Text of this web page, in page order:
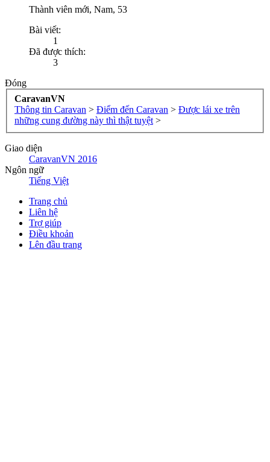
Thành viên mới, Nam, 53
Bài viết:
1
Đã được thích:
3
Đóng
CaravanVN
Thông tin Caravan > Điểm đến Caravan > Được lái xe trên
những cung đường này thì thật tuyệt >
Giao diện
CaravanVN 2016
Ngôn ngữ
Tiếng Việt
Trang chủ
Liên hệ
Trợ giúp
Điều khoản
Lên đầu trang